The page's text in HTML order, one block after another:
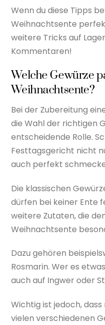
Wenn du diese Tipps
Weihnachtsente
weitere Tricks auf
Kommentaren!
Welche Gewürze
Weihnachtsente?
Bei der Zubereitung
die Wahl der richtigen
entscheidende Rolle.
Festtagsgericht nicht
auch perfekt
Die klassischen
dürfen bei keiner Ente
weitere Zutaten, die
Weihnachtsente
Dazu gehören
Rosmarin. Wer es
auch auf Ingwer oder
Wichtig ist jedoch,
vielen verschiedenen